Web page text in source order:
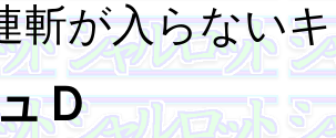
斬が入らない
Ｄ